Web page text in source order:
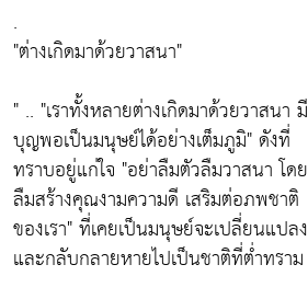
.
"ต่างเกิดมาด้วยวาสนา"
" .. "เราทั้งหลายต่างเกิดมาด้วยวาสนา มี
บุญพอเป็นมนุษย์ได้อย่างเต็มภูมิ" ดังที่
ทราบอยู่แก่ใจ "อย่าลืมตัวลืมวาสนา โดย
ลืมสร้างคุณงามความดี เสริมต่อภพชาติ
ของเรา" ที่เคยเป็นมนุษย์จะเปลี่ยนแปลง
และกลับกลายหายไปเป็นชาติที่ต่ำทราม